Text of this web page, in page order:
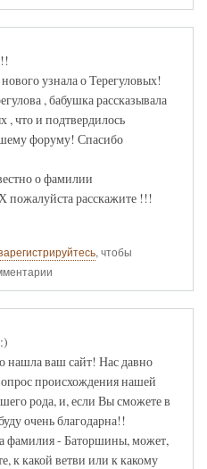
узнала о Терегуловых!
, бабушка рассказывала
, что и подтвердилось
форуму! Спасибо
о фамилии
расскажите !!!
, чтобы
нашла ваш сайт! Нас давно
происхождения нашей
рода, и, если Вы сможете в
очень благодарна!!
фамилия - Баторшины, может,
к какой ветви или к какому